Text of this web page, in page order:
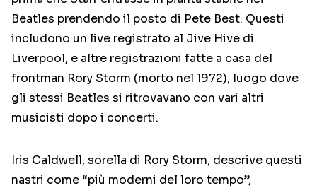
Beatles prendendo il posto di Pete Best. Questi
includono un live registrato al Jive Hive di
Liverpool, e altre registrazioni fatte a casa del
frontman Rory Storm (morto nel 1972), luogo dove
gli stessi Beatles si ritrovavano con vari altri
musicisti dopo i concerti.
Iris Caldwell, sorella di Rory Storm, descrive questi
nastri come “più moderni del loro tempo”,